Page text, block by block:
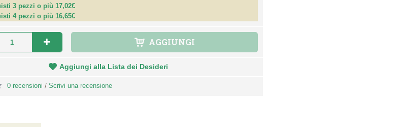
3 pezzi o più 17,02€
4 pezzi o più 16,65€
+ AGGIUNGI
Aggiungi alla Lista dei Desideri
0 recensioni / Scrivi una recensione